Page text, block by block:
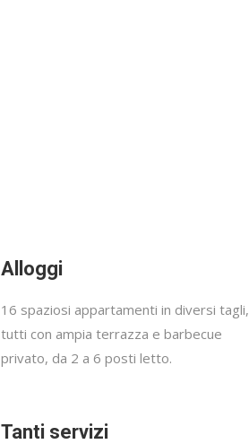
Alloggi
16 spaziosi appartamenti in diversi tagli,
tutti con ampia terrazza e barbecue
privato, da 2 a 6 posti letto.
Tanti servizi